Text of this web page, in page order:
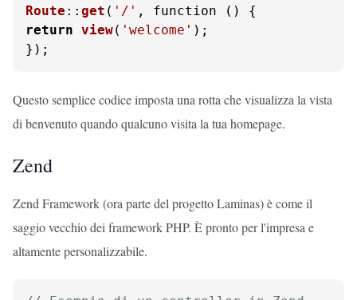
Route :: get ( '/'
return view( 'welcome' );
});
Questo semplice codice imposta una rotta che visualizza la vista
di benvenuto quando qualcuno visita la tua homepage.
Zend
Zend Framework (ora parte del progetto Laminas) è come il
saggio vecchio dei framework PHP. È pronto per l'impresa e
altamente personalizzabile.